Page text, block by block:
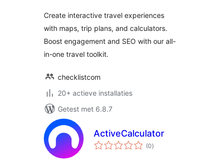
Create interactive travel experiences
with maps, trip plans, and calculators.
Boost engagement and SEO with our all-
in-one travel toolkit.
checklistcom
20+ actieve installaties
Getest met 6.8.7
ActiveCalculator
(0totaal
waarderingen
)